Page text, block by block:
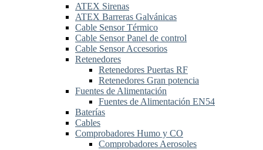
ATEX Sirenas
ATEX Barreras Galvánicas
Cable Sensor Térmico
Cable Sensor Panel de control
Cable Sensor Accesorios
Retenedores
Retenedores Puertas RF
Retenedores Gran potencia
Fuentes de Alimentación
Fuentes de Alimentación EN54
Baterías
Cables
Comprobadores Humo y CO
Comprobadores Aerosoles